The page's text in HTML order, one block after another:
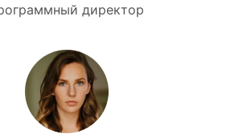
директор